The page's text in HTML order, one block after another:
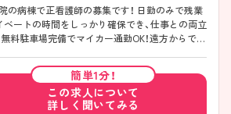
の病棟で正看護師の募集です！ 日勤のみで残業
ベートの時間をしっかり確保でき、仕事との両立
料駐車場完備でマイカー通勤OK！遠方からでも
ださい。
簡単1分！
この求人について
詳しく聞いてみる